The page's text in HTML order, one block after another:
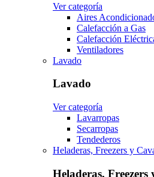
Ver categoría
Aires
Calefacción a Gas
Calefacción
Ventiladores
Lavado
Lavado
Ver categoría
Lavarropas
Secarropas
Tendederos
Heladeras, Freezers y
Heladeras, Freezers